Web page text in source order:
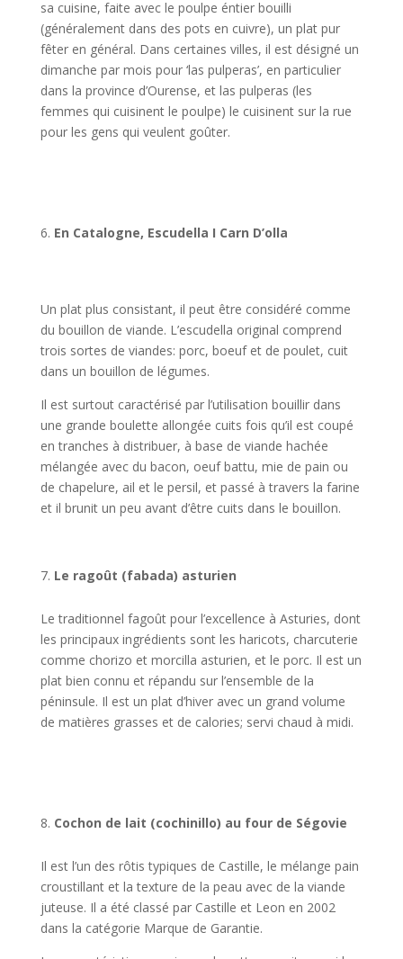
sa cuisine, faite avec le poulpe éntier bouilli
(généralement dans des pots en cuivre), un plat pur
fêter en général. Dans certaines villes, il est désigné un
dimanche par mois pour ‘las pulperas’, en particulier
dans la province d’Ourense, et las pulperas (les
femmes qui cuisinent le poulpe) le cuisinent sur la rue
pour les gens qui veulent goûter.
En Catalogne, Escudella I Carn D’olla
Un plat plus consistant, il peut être considéré comme
du bouillon de viande. L’escudella original comprend
trois sortes de viandes: porc, boeuf et de poulet, cuit
dans un bouillon de légumes.
Il est surtout caractérisé par l’utilisation bouillir dans
une grande boulette allongée cuits fois qu’il est coupé
en tranches à distribuer, à base de viande hachée
mélangée avec du bacon, oeuf battu, mie de pain ou
de chapelure, ail et le persil, et passé à travers la farine
et il brunit un peu avant d’être cuits dans le bouillon.
Le ragoût (fabada) asturien
Le traditionnel fagoût pour l’excellence à Asturies, dont
les principaux ingrédients sont les haricots, charcuterie
comme chorizo et morcilla asturien, et le porc. Il est un
plat bien connu et répandu sur l’ensemble de la
péninsule. Il est un plat d’hiver avec un grand volume
de matières grasses et de calories; servi chaud à midi.
Cochon de lait (cochinillo) au four de Ségovie
Il est l’un des rôtis typiques de Castille, le mélange pain
croustillant et la texture de la peau avec de la viande
juteuse. Il a été classé par Castille et Leon en 2002
dans la catégorie Marque de Garantie.